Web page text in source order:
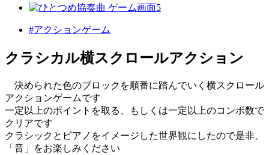
#アクションゲーム
クラシカル横スクロールアクション
決められた色のブロックを順番に踏んでいく横スクロール
アクションゲームです
一定以上のポイントを取る、もしくは一定以上のコンボ数で
クリアです
クラシックとピアノをイメージした世界観にしたので是非、
「音」をお楽しみください